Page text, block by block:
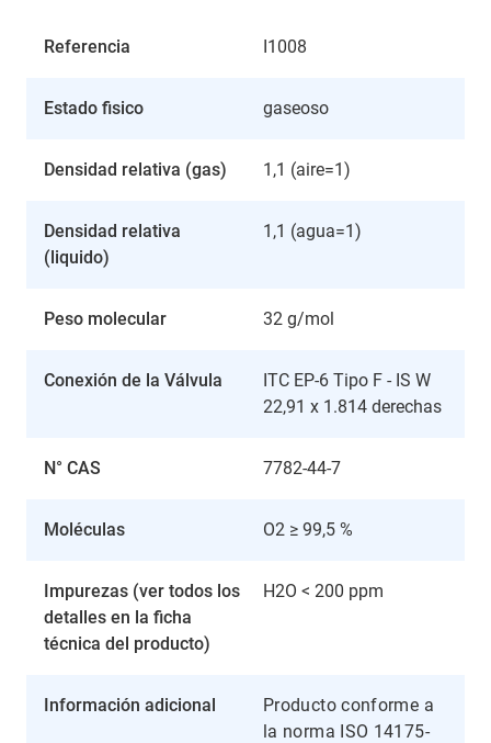
Referencia I1008
Estado fisico gaseoso
Densidad relativa (gas) 1,1 (aire=1)
Densidad relativa
(liquido)
1,1 (agua=1)
Peso molecular 32 g/mol
Conexión de la Válvula
ITC EP-6 Tipo F - IS W
22,91 x 1.814 derechas
N° CAS 7782-44-7
Moléculas O2 ≥ 99,5 %
Impurezas (ver todos los
detalles en la ficha
técnica del producto)
H2O < 200 ppm
Información adicional
Producto conforme a
la norma ISO 14175-